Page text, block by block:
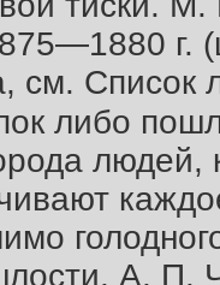
г.
см. Список
либо
людей,
А. П.